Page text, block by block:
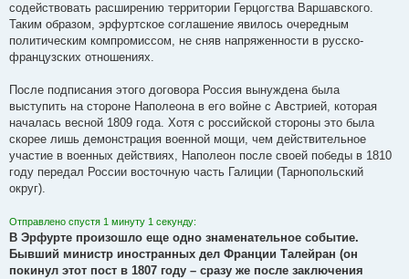
содействовать расширению территории Герцогства Варшавского.
Таким образом, эрфуртское соглашение явилось очередным
политическим компромиссом, не сняв напряженности в русско-
французских отношениях.
После подписания этого договора Россия вынуждена была
выступить на стороне Наполеона в его войне с Австрией, которая
началась весной 1809 года. Хотя с российской стороны это была
скорее лишь демонстрация военной мощи, чем действительное
участие в военных действиях, Наполеон после своей победы в 1810
году передал России восточную часть Галиции (Тарнопольский
округ).
Отправлено спустя 1 минуту 1 секунду:
В Эрфурте произошло еще одно знаменательное событие.
Бывший министр иностранных дел Франции Талейран (он
покинул этот пост в 1807 году – сразу же после заключения